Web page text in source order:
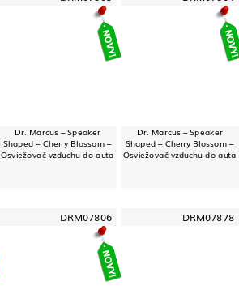
Dr. Marcus – Speaker
Shaped – Cherry Blossom –
Osviežovač vzduchu do auta
Dr. Marcus – Speaker
Shaped – Cherry Blossom –
Osviežovač vzduchu do auta
DRM07806 DRM07878